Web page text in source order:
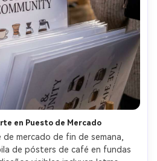
en Puesto de Mercado
mercado de fin de semana,
de pósters de café en fundas